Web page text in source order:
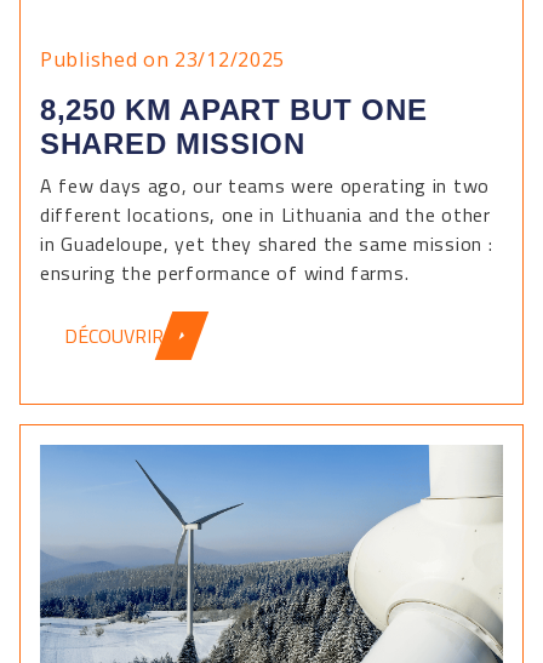
Published on 23/12/2025
8,250 KM APART BUT ONE
SHARED MISSION
A few days ago, our teams were operating in two
different locations, one in Lithuania and the other
in Guadeloupe, yet they shared the same mission :
ensuring the performance of wind farms.
DÉCOUVRIR